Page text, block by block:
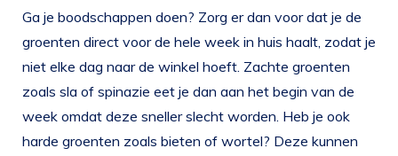
Ga je boodschappen doen? Zorg er dan voor dat je de
groenten direct voor de hele week in huis haalt, zodat je
niet elke dag naar de winkel hoeft. Zachte groenten
zoals sla of spinazie eet je dan aan het begin van de
week omdat deze sneller slecht worden. Heb je ook
harde groenten zoals bieten of wortel? Deze kunnen